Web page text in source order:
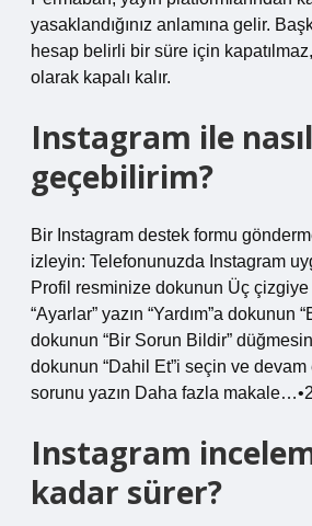
yasaklandığınız anlamına gelir.
hesap belirli bir süre için
olarak kapalı kalır.
Instagram ile
geçebilirim?
Bir Instagram destek formu
izleyin: Telefonunuzda Instagram
Profil resminize dokunun Üç
“Ayarlar” yazın “Yardım”a dokunun
dokunun “Bir Sorun Bildir”
dokunun “Dahil Et”i seçin ve devam
sorunu yazın Daha fazla
Instagram
kadar sürer?